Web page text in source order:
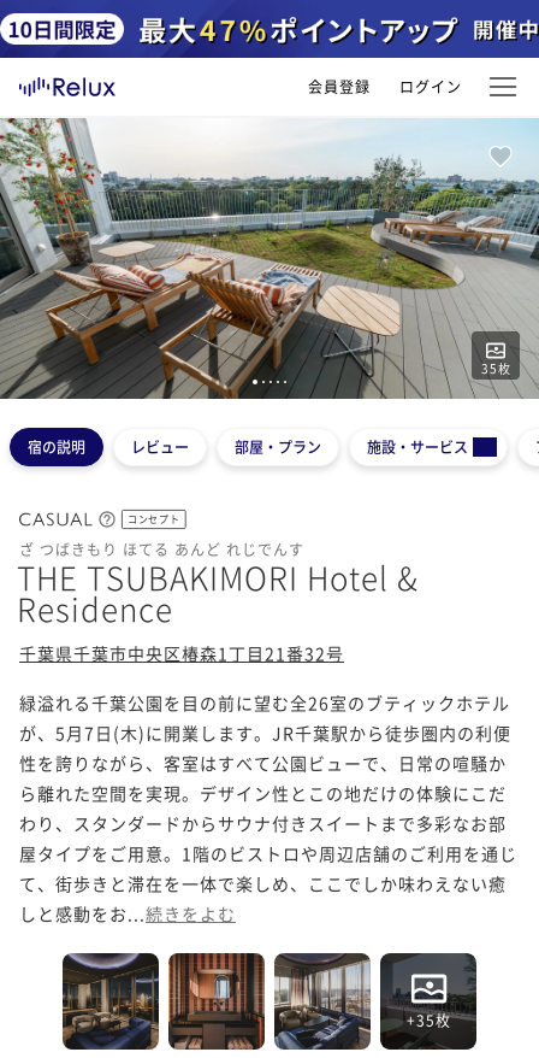
会員登録 ログイン
35枚
1 2 3 4 5
宿の説明 レビュー 部屋・プラン 施設・サービス
コンセプト
ざ つばきもり ほてる あんど れじでんす
THE TSUBAKIMORI Hotel &
Residence
千葉県千葉市中央区椿森1丁目21番32号
緑溢れる千葉公園を目の前に望む全26室のブティックホテル
が、5月7日(木)に開業します。JR千葉駅から徒歩圏内の利便
性を誇りながら、客室はすべて公園ビューで、日常の喧騒か
ら離れた空間を実現。デザイン性とこの地だけの体験にこだ
わり、スタンダードからサウナ付きスイートまで多彩なお部
屋タイプをご用意。1階のビストロや周辺店舗のご利用を通じ
て、街歩きと滞在を一体で楽しめ、ここでしか味わえない癒
しと感動をお... 続きをよむ
+35枚